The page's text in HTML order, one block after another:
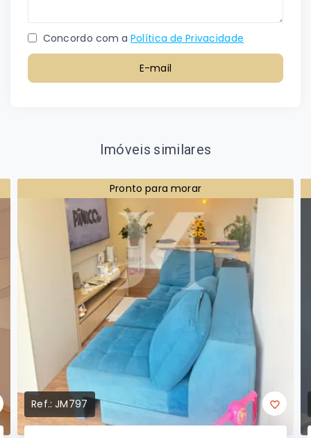
Concordo com a Política de Privacidade
E-mail
Imóveis similares
Pronto para morar
Ref.:JM797